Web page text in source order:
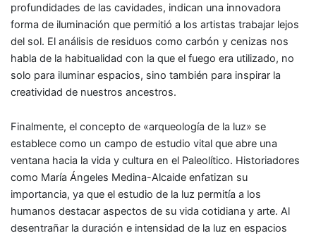
profundidades de las cavidades, indican una innovadora
forma de iluminación que permitió a los artistas trabajar lejos
del sol. El análisis de residuos como carbón y cenizas nos
habla de la habitualidad con la que el fuego era utilizado, no
solo para iluminar espacios, sino también para inspirar la
creatividad de nuestros ancestros.
Finalmente, el concepto de «arqueología de la luz» se
establece como un campo de estudio vital que abre una
ventana hacia la vida y cultura en el Paleolítico. Historiadores
como María Ángeles Medina-Alcaide enfatizan su
importancia, ya que el estudio de la luz permitía a los
humanos destacar aspectos de su vida cotidiana y arte. Al
desentrañar la duración e intensidad de la luz en espacios